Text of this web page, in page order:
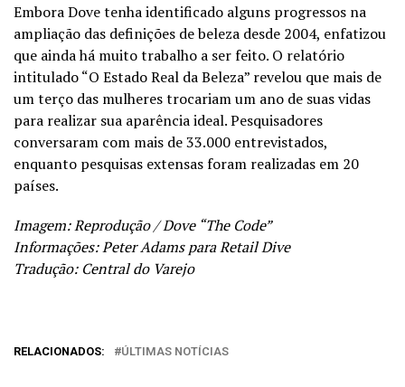
Embora Dove tenha identificado alguns progressos na
ampliação das definições de beleza desde 2004, enfatizou
que ainda há muito trabalho a ser feito. O relatório
intitulado “O Estado Real da Beleza” revelou que mais de
um terço das mulheres trocariam um ano de suas vidas
para realizar sua aparência ideal. Pesquisadores
conversaram com mais de 33.000 entrevistados,
enquanto pesquisas extensas foram realizadas em 20
países.
Imagem: Reprodução / Dove “The Code”
Informações: Peter Adams para Retail Dive
Tradução: Central do Varejo
RELACIONADOS: ÚLTIMAS NOTÍCIAS